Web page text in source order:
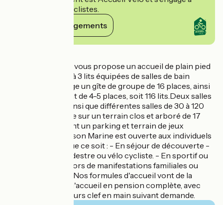
accueillir des cyclistes.
Voir ses engagements
La Maison Marine vous propose un accueil de plain pied
31 chambres de 2 à 3 lits équipées de salles de bain
complètes, à l'étage un gîte de groupe de 16 places, ainsi
qu'un appartement de 4-5 places, soit 116 lits.Deux salles
de restauration, ainsi que différentes salles de 30 à 120
places. L'ensemble sur un terrain clos et arboré de 17
000 m2, proposant un parking et terrain de jeux
extérieurs. La Maison Marine est ouverte aux individuels
ou aux groupes que ce soit : - En séjour de découverte -
En randonnée pédestre ou vélo cycliste. - En sportif ou
de détentes - Ou lors de manifestations familiales ou
professionnelles. Nos formules d'accueil vont de la
simple location, à l'accueil en pension complète, avec
possibilité de séjours clef en main suivant demande.